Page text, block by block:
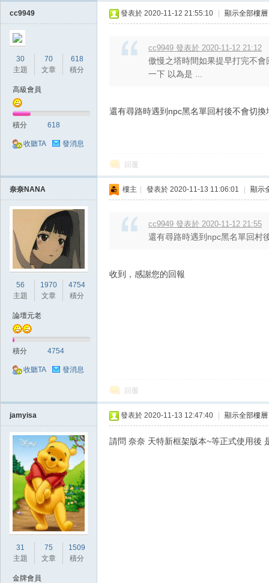
cc9949
30
主題
70
文章
618
積分
高級會員
積分 618
收聽TA 發消息
發表於 2020-11-12 21:55:10 顯示全部樓層
cc9949 發表於 2020-11-12 21:12
傲慢之塔時間如果提早打完不
一下 以為是 ...
還有尋路時遇到npc黑名單回村後不會切換
回覆
奈奈NANA
56
主題
1970
文章
4754
積分
論壇元老
積分 4754
收聽TA 發消息
樓主 發表於 2020-11-13 11:06:01 顯示
cc9949 發表於 2020-11-12 21:55
還有尋路時遇到npc黑名單回村
收到，感謝您的回報
回覆
jamyisa
31
主題
75
文章
1509
積分
金牌會員
發表於 2020-11-13 12:47:40 顯示全部樓層
請問 奈奈 天特新框架版本~等正式使用後